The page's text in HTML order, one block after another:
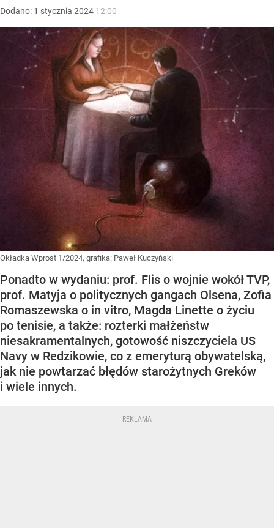
Dodano: 1 stycznia 2024 12:00
Okładka Wprost 1/2024, grafika: Paweł Kuczyński
Ponadto w wydaniu: prof. Flis o wojnie wokół TVP,
prof. Matyja o politycznych gangach Olsena, Zofia
Romaszewska o in vitro, Magda Linette o życiu
po tenisie, a także: rozterki małżeństw
niesakramentalnych, gotowość niszczyciela US
Navy w Redzikowie, co z emeryturą obywatelską,
jak nie powtarzać błędów starożytnych Greków
i wiele innych.